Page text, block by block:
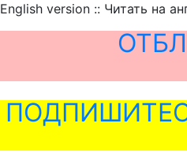
English version :: Читать на